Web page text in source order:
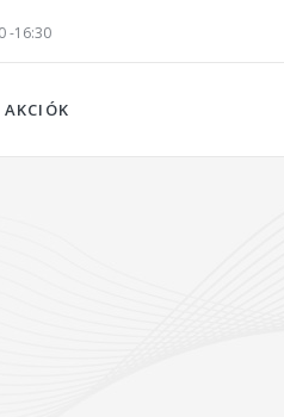
-16:30
AKCIÓK